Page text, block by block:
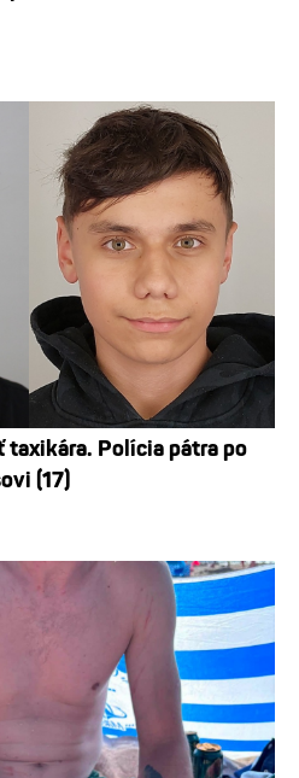
taxikára. Polícia pátra po
(17)